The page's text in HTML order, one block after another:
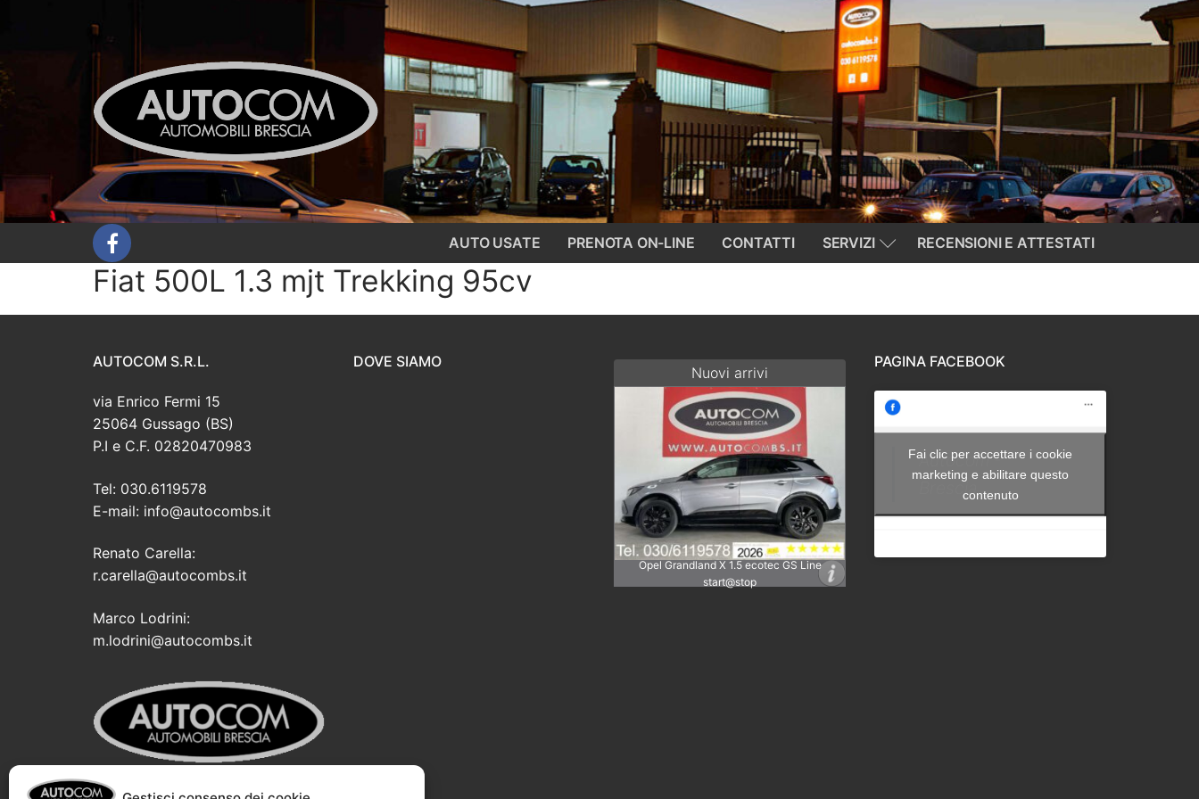
AUTO USATE PRENOTA ON-LINE CONTATTI SERVIZI RECENSIONI E ATTESTATI
Fiat 500L 1.3 mjt Trekking 95cv
AUTOCOM S.R.L.
via Enrico Fermi 15
25064 Gussago (BS)
P.I e C.F. 02820470983
Tel: 030.6119578
E-mail: info@autocombs.it
Renato Carella:
r.carella@autocombs.it
Marco Lodrini:
m.lodrini@autocombs.it
DOVE SIAMO
Nuovi arrivi
Opel Grandland X 1.5 ecotec GS Line
start@stop
PAGINA FACEBOOK
Autocom -
Brescia
Fai clic per accettare i cookie
marketing e abilitare questo
contenuto